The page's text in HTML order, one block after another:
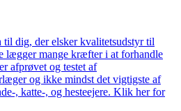
til dig, der elsker kvalitetsudstyr til
lægger mange kræfter i at forhandle
afprøvet og testet af
og ikke mindst det vigtigste af
, katte-, og hesteejere. Klik her for